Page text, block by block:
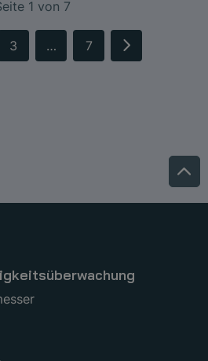
1 von 7
3 …
7